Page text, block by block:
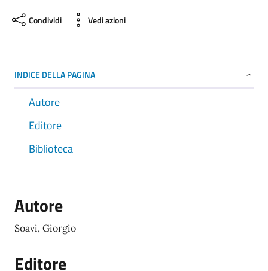
Condividi Vedi azioni
INDICE DELLA PAGINA
Autore
Editore
Biblioteca
Autore
Soavi, Giorgio
Editore